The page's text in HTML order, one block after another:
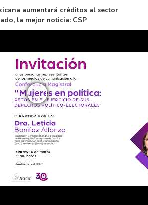
aumentará créditos al sector
la mejor noticia: CSP